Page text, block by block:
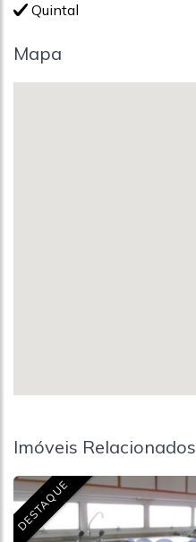
Quintal
Mapa
Imóveis Relacionados
DESTAQUE